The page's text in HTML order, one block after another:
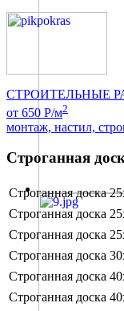
СТРОИТЕЛЬНЫЕ
от 650 Р/м2
монтаж, настил,
Строганная
Строганная доска
Строганная доска
Строганная доска
Строганная доска
Строганная доска
Строганная доска